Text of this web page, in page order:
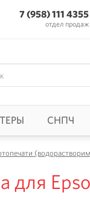
7 (958) 111 4355
отдел продаж
СНПЧ
для